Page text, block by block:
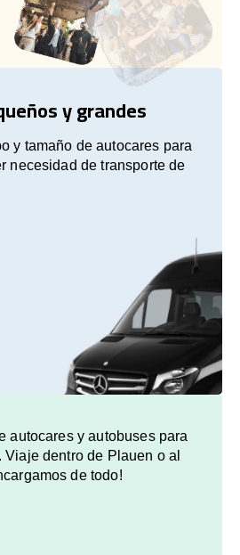
y grandes
y tamaño de autocares para
necesidad de transporte de
autocares y autobuses para
dentro de Plauen o al
de todo!